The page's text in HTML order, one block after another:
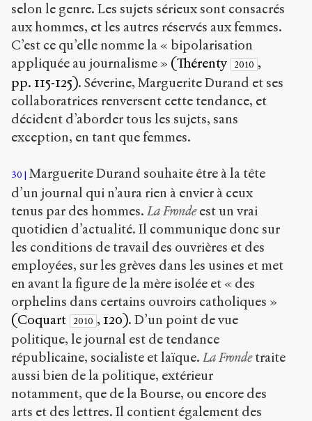
selon le genre. Les sujets sérieux sont consacrés
aux hommes, et les autres réservés aux femmes.
C’est ce qu’elle nomme la « bipolarisation
appliquée au journalisme » (Thérenty 2010 ,
pp. 115-125). Séverine, Marguerite Durand et ses
collaboratrices renversent cette tendance, et
décident d’aborder tous les sujets, sans
exception, en tant que femmes.
30
Marguerite Durand souhaite être à la tête
d’un journal qui n’aura rien à envier à ceux
tenus par des hommes. La Frondeest un vrai
quotidien d’actualité. Il communique donc sur
les conditions de travail des ouvrières et des
employées, sur les grèves dans les usines et met
en avant la figure de la mère isolée et « des
orphelins dans certains ouvroirs catholiques »
(Coquart 2010 , 120). D’un point de vue
politique, le journal est de tendance
républicaine, socialiste et laïque. La Frondetraite
aussi bien de la politique, extérieur
notamment, que de la Bourse, ou encore des
arts et des lettres. Il contient également des